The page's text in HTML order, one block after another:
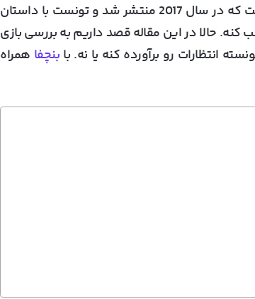
خورده. این بازی دنباله‌ی Hellblade: Senua’s Sacrifice هست که در سال 2017 منتشر شد و تونست با داستان
حالا در این مقاله قصد داریم به بررسی بازی
بنچفا همراه